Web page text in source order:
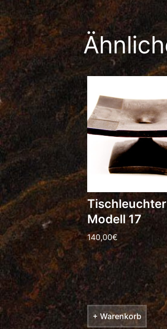
Tischleuchter
Modell 17
140,00€
+ Warenkorb